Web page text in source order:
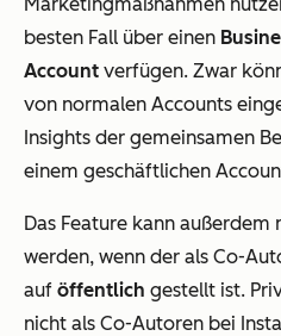
besten Fall über einen
Account verfügen. Zwar
von normalen Accounts
Insights der gemeinsamen
einem geschäftlichen
Das Feature kann
werden, wenn der als Co-
auf öffentlich gestellt ist.
nicht als Co-Autoren bei